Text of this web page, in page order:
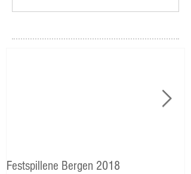
Festspillene Bergen 2018